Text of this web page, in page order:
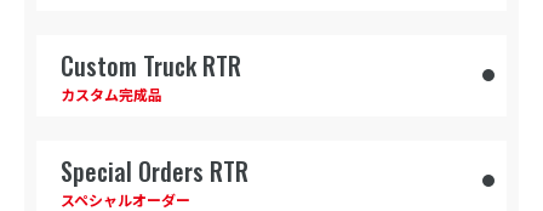
カスタム完成品
Custom Truck RTR
スペシャルオーダー
Special Orders RTR